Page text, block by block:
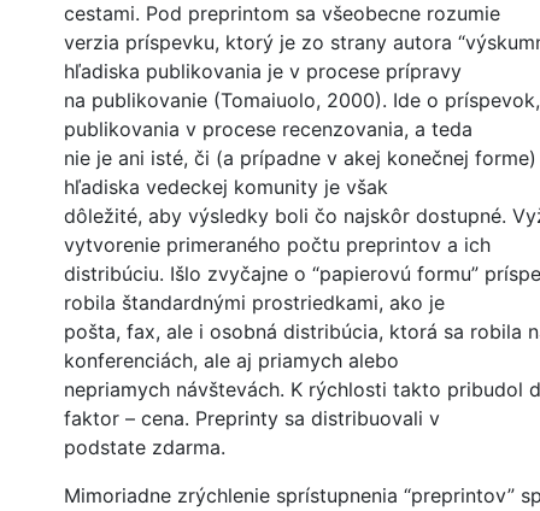
cestami. Pod preprintom sa všeobecne rozumie
verzia príspevku, ktorý je zo strany autora
hľadiska publikovania je v procese prípravy
na publikovanie (Tomaiuolo, 2000). Ide o
publikovania v procese recenzovania, a teda
nie je ani isté, či (a prípadne v akej konečnej
hľadiska vedeckej komunity je však
dôležité, aby výsledky boli čo najskôr dostupné.
vytvorenie primeraného počtu preprintov a ich
distribúciu. Išlo zvyčajne o “papierovú formu”
robila štandardnými prostriedkami, ako je
pošta, fax, ale i osobná distribúcia, ktorá sa robila
konferenciách, ale aj priamych alebo
nepriamych návštevách. K rýchlosti takto pribudol
faktor – cena. Preprinty sa distribuovali v
podstate zdarma.
Mimoriadne zrýchlenie sprístupnenia “preprintov”